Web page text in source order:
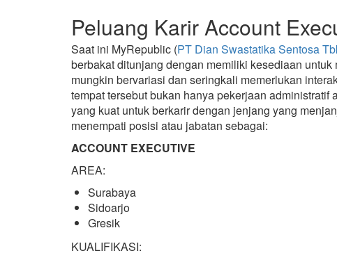
Peluang Karir Account
Saat ini MyRepublic (PT Dian Swastatika Sentosa
berbakat ditunjang dengan memiliki kesediaan
mungkin bervariasi dan seringkali memerlukan
tempat tersebut bukan hanya pekerjaan
yang kuat untuk berkarir dengan jenjang yang
menempati posisi atau jabatan sebagai:
ACCOUNT EXECUTIVE
AREA:
Surabaya
Sidoarjo
Gresik
KUALIFIKASI: